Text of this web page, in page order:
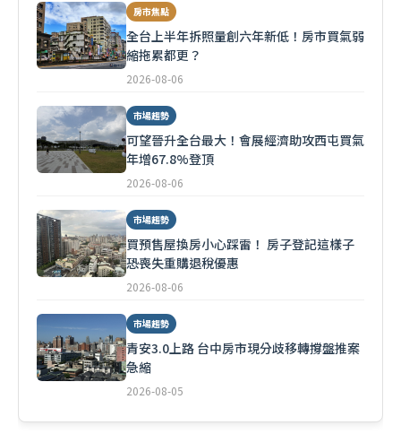
房市焦點
全台上半年拆照量創六年新低！房市買氣弱
縮拖累都更？
2026-08-06
市場趨勢
可望晉升全台最大！會展經濟助攻西屯買氣
年增67.8%登頂
2026-08-06
市場趨勢
買預售屋換房小心踩雷！ 房子登記這樣子
恐喪失重購退稅優惠
2026-08-06
市場趨勢
青安3.0上路 台中房市現分歧移轉撐盤推案
急縮
2026-08-05